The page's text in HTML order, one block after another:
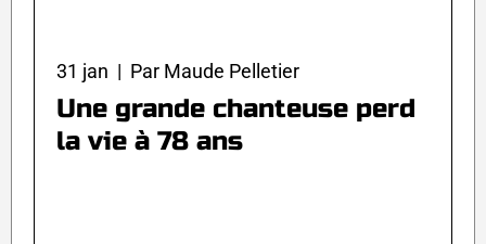
31 jan | Par Maude Pelletier
Une grande chanteuse perd
la vie à 78 ans